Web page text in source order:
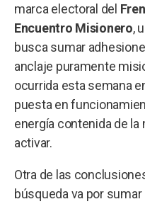
marca electoral del
Encuentro Misionero,
busca sumar
anclaje puramente
ocurrida esta semana
puesta en
energía contenida de la
activar.
Otra de las
búsqueda va por